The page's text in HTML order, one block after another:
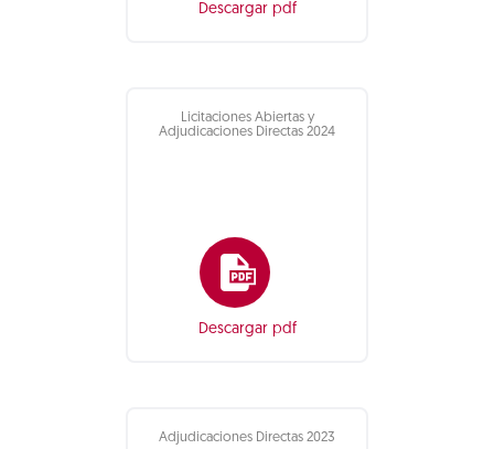
Descargar pdf
Licitaciones Abiertas y
Adjudicaciones Directas 2024
Descargar pdf
Adjudicaciones Directas 2023